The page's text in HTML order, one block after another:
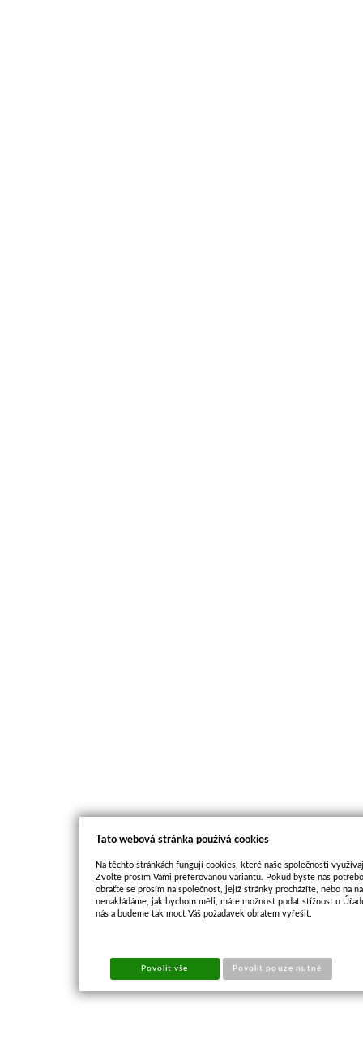
Tato webová stránka používá cookies
Na těchto stránkách fungují cookies, které naše společnosti
Zvolte prosím Vámi preferovanou variantu. Pokud byste nás
obraťte se prosím na společnost, jejíž stránky procházíte, nebo na
nenakládáme, jak bychom měli, máte možnost podat stížnost u
nás a budeme tak moct Váš požadavek obratem vyřešit.
Povolit vše Povolit pouze nutné